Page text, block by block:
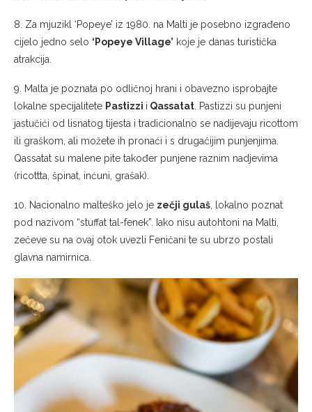
8. Za mjuzikl ‘Popeye’ iz 1980. na Malti je posebno izgrađeno
cijelo jedno selo ‘Popeye Village’ koje je danas turistička
atrakcija.
9. Malta je poznata po odličnoj hrani i obavezno isprobajte
lokalne specijalitete Pastizzi i Qassatat . Pastizzi su punjeni
jastučići od lisnatog tijesta i tradicionalno se nadijevaju ricottom
ili graškom, ali možete ih pronaći i s drugačijim punjenjima.
Qassatat su malene pite također punjene raznim nadjevima
(ricottta, špinat, inćuni, grašak).
10. Nacionalno malteško jelo je zečji gulaš , lokalno poznat
pod nazivom “stuffat tal-fenek”. Iako nisu autohtoni na Malti,
zečeve su na ovaj otok uvezli Feničani te su ubrzo postali
glavna namirnica.